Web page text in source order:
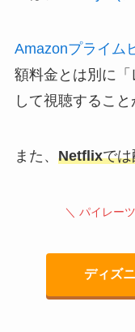
Amazonプライム
額料金とは別に
して視聴すること
また、 Netflixでは
＼ パイレー
ディズ